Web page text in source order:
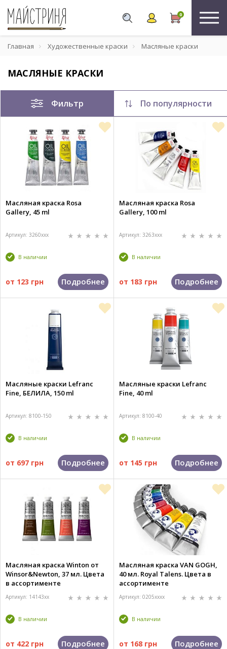
0
Главная Художественные краски Масляные краски
МАСЛЯНЫЕ КРАСКИ
Фильтр По популярности
Масляная краска Rosa
Gallery, 45 ml
Артикул: 3260xxx
В наличии
от 123 грн Подробнее
Масляная краска Rosa
Gallery, 100 ml
Артикул: 3263xxx
В наличии
от 183 грн Подробнее
Масляные краски Lefranc
Fine, БЕЛИЛА, 150 ml
Артикул: 8100-150
В наличии
от 697 грн Подробнее
Масляные краски Lefranc
Fine, 40 ml
Артикул: 8100-40
В наличии
от 145 грн Подробнее
Масляная краска Winton от
Winsor&Newton, 37 мл. Цвета
в ассортименте
Артикул: 14143xx
В наличии
от 422 грн Подробнее
Масляная краска VAN GOGH,
40 мл. Royal Talens. Цвета в
ассортименте
Артикул: 0205xxxx
В наличии
от 168 грн Подробнее